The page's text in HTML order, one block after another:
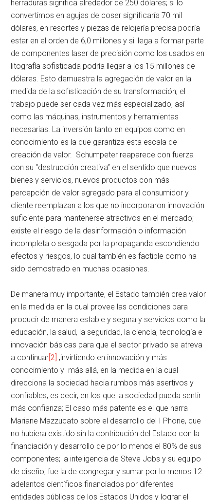
herraduras significa alrededor de 250 dólares; si lo
convertimos en agujas de coser significaría 70 mil
dólares, en resortes y piezas de relojería precisa podría
estar en el orden de 6,0 millones y si llega a formar parte
de componentes laser de precisión como los usados en
litografía sofisticada podría llegar a los 15 millones de
dólares. Esto demuestra la agregación de valor en la
medida de la sofisticación de su transformación; el
trabajo puede ser cada vez más especializado, así
como las máquinas, instrumentos y herramientas
necesarias. La inversión tanto en equipos como en
conocimiento es la que garantiza esta escala de
creación de valor. Schumpeter reaparece con fuerza
con su “destrucción creativa” en el sentido que nuevos
bienes y servicios, nuevos productos con más
percepción de valor agregado para el consumidor y
cliente reemplazan a los que no incorporaron innovación
suficiente para mantenerse atractivos en el mercado;
existe el riesgo de la desinformación o información
incompleta o sesgada por la propaganda escondiendo
efectos y riesgos, lo cual también es factible como ha
sido demostrado en muchas ocasiones.
De manera muy importante, el Estado también crea valor
en la medida en la cual provee las condiciones para
producir de manera estable y segura y servicios como la
educación, la salud, la seguridad, la ciencia, tecnología e
innovación básicas para que el sector privado se atreva
a continuar[2] ,invirtiendo en innovación y más
conocimiento y más allá, en la medida en la cual
direcciona la sociedad hacia rumbos más asertivos y
confiables, es decir, en los que la sociedad pueda sentir
más confianza; El caso más patente es el que narra
Mariane Mazzucato sobre el desarrollo del I Phone, que
no hubiera existido sin la contribución del Estado con la
financiación y desarrollo de por lo menos el 80% de sus
componentes; la inteligencia de Steve Jobs y su equipo
de diseño, fue la de congregar y sumar por lo menos 12
adelantos científicos financiados por diferentes
entidades públicas de los Estados Unidos y lograr el